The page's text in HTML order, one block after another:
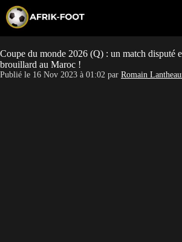
p
o
c
o
CAN
Coupe du monde 2026 (Q) : un match disputé
brouillard au Maroc !
Publié le 16 Nov 2023 à 01:02 par Romain